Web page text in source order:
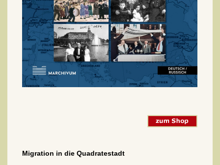
Migration in die Quadratestadt